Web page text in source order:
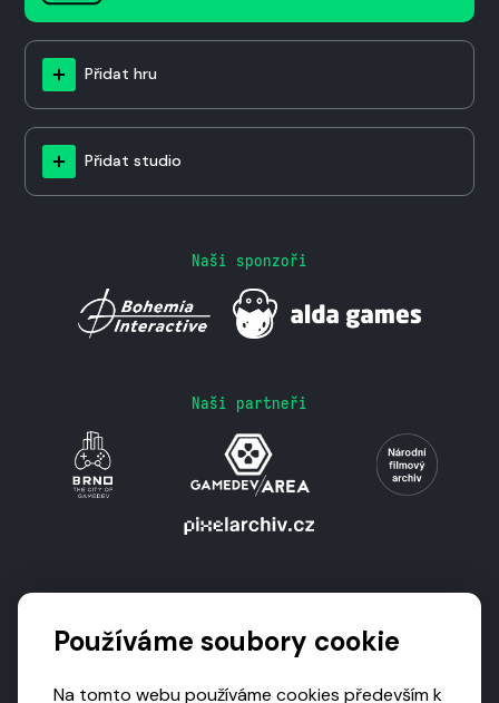
Přidat hru
Přidat studio
Naši sponzoři
Naši partneři
Používáme soubory cookie
Na tomto webu používáme cookies především k